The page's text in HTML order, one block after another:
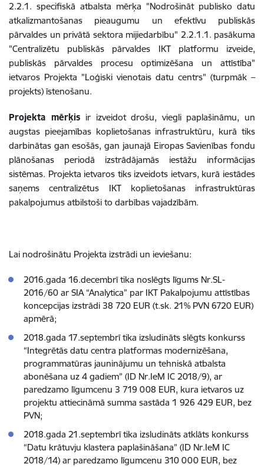
2.2.1. specifiskā atbalsta mērķa "Nodrošināt publisko datu
atkalizmantošanas pieaugumu un efektīvu publiskās
pārvaldes un privātā sektora mijiedarbību" 2.2.1.1. pasākuma
"Centralizētu publiskās pārvaldes IKT platformu izveide,
publiskās pārvaldes procesu optimizēšana un attīstība"
ietvaros Projekta "Loģiski vienotais datu centrs" (turpmāk –
projekts) īstenošanu.
Projekta mērķis ir izveidot drošu, viegli paplašināmu, un
augstas pieejamības koplietošanas infrastruktūru, kurā tiks
darbinātas gan esošās, gan jaunajā Eiropas Savienības fondu
plānošanas periodā izstrādājamās iestāžu informācijas
sistēmas. Projekta ietvaros tiks izveidots ietvars, kurā iestādes
saņems centralizētus IKT koplietošanas infrastruktūras
pakalpojumus atbilstoši to darbības vajadzībām.
Lai nodrošinātu Projekta izstrādi un ieviešanu:
2016.gada 16.decembrī tika noslēgts līgums Nr.SL-
2016/60 ar SIA “Analytica” par IKT Pakalpojumu attīstības
koncepcijas izstrādi 38 720 EUR (t.sk. 21% PVN 6720 EUR)
apmērā;
2018.gada 17.septembrī tika izsludināts slēgts konkurss
“Integrētās datu centra platformas modernizēšana,
programmatūras jauninājumu un tehniskā atbalsta
abonēšana uz 4 gadiem” (ID Nr.IeM IC 2018/9), ar
paredzamo līgumcenu 3 719 008 EUR, kura ietvaros uz
projektu attiecināmā summa sastāda 1 926 429 EUR, bez
PVN;
2018.gada 21.septembrī tika izsludināts atklāts konkurss
“Datu krātuvju klastera paplašināšana” (ID Nr.IeM IC
2018/14) ar paredzamo līgumcenu 310 000 EUR, bez